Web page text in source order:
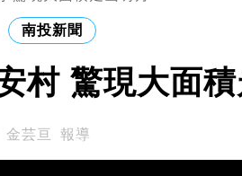
南投新聞
村 驚現大面
金芸亘 報導